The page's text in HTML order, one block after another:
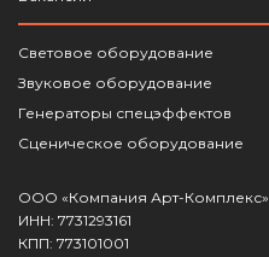
Световое оборудование
Звуковое оборудование
Генераторы спецэффектов
Сценическое оборудование
ООО «Компания Арт-Комплекс»
ИНН: 7731293161
КПП: 773101001